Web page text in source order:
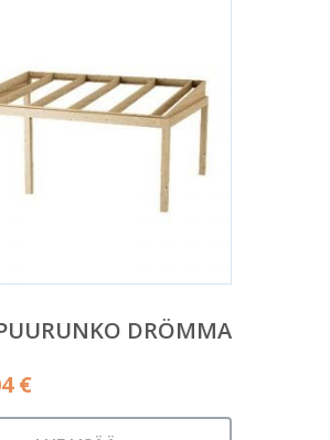
DRÖMMA
€